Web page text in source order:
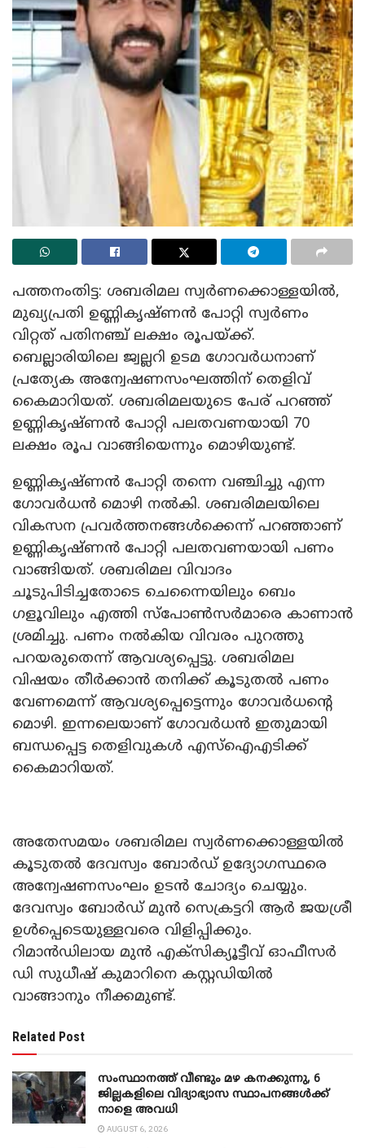
പത്തനംതിട്ട: ശബരിമല സ്വർണക്കൊള്ളയിൽ,
മുഖ്യപ്രതി ഉണ്ണികൃഷ്ണൻ പോറ്റി സ്വർണം
വിറ്റത് പതിനഞ്ച് ലക്ഷം രൂപയ്ക്ക്.
ബെല്ലാരിയിലെ ജ്വല്ലറി ഉടമ ഗോവർധനാണ്
പ്രത്യേക അന്വേഷണസംഘത്തിന് തെളിവ്
കൈമാറിയത്. ശബരിമലയുടെ പേര് പറഞ്ഞ്
ഉണ്ണികൃഷ്ണൻ പോറ്റി പലതവണയായി 70
ലക്ഷം രൂപ വാങ്ങിയെന്നും മൊഴിയുണ്ട്.
ഉണ്ണികൃഷ്ണൻ പോറ്റി തന്നെ വഞ്ചിച്ചു എന്ന
ഗോവർധൻ മൊഴി നൽകി. ശബരിമലയിലെ
വികസന പ്രവർത്തനങ്ങൾക്കെന്ന് പറഞ്ഞാണ്
ഉണ്ണികൃഷ്ണൻ പോറ്റി പലതവണയായി പണം
വാങ്ങിയത്. ശബരിമല വിവാദം
ചൂടുപിടിച്ചതോടെ ചെന്നൈയിലും ബെം​
ഗളൂവിലും എത്തി സ്പോൺസർമാരെ കാണാൻ
ശ്രമിച്ചു. പണം നൽകിയ വിവരം പുറത്തു
പറയരുതെന്ന് ആവശ്യപ്പെട്ടു. ശബരിമല
വിഷയം തീർക്കാൻ തനിക്ക് കൂടുതൽ പണം
വേണമെന്ന് ആവശ്യപ്പെട്ടെന്നും ​ഗോവർധന്റെ
മൊഴി. ഇന്നലെയാണ് ഗോവർധൻ ഇതുമായി
ബന്ധപ്പെട്ട തെളിവുകൾ എസ്‌ഐഎടിക്ക്
കൈമാറിയത്.
അതേസമയം ശബരിമല സ്വർണക്കൊള്ളയിൽ
കൂടുതൽ ദേവസ്വം ബോർഡ് ഉദ്യോഗസ്ഥരെ
അന്വേഷണസംഘം ഉടൻ ചോദ്യം ചെയ്യും.
ദേവസ്വം ബോർഡ് മുൻ സെക്രട്ടറി ആർ ജയശ്രീ
ഉൾപ്പെടെയുള്ളവരെ വിളിപ്പിക്കും.
റിമാൻഡിലായ മുൻ എക്സിക്യൂട്ടീവ് ഓഫീസർ
ഡി സുധീഷ് കുമാറിനെ കസ്റ്റഡിയിൽ
വാങ്ങാനും നീക്കമുണ്ട്.
Related Post
സംസ്ഥാനത്ത് വീണ്ടും മഴ കനക്കുന്നു, 6
ജില്ലകളിലെ വിദ്യാഭ്യാസ സ്ഥാപനങ്ങൾക്ക്
നാളെ അവധി
AUGUST 6, 2026